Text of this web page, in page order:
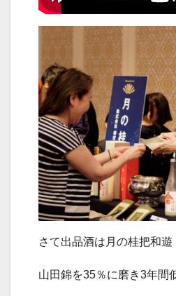
さて出品酒は月の桂把和遊
山田錦を35％に磨き3年間